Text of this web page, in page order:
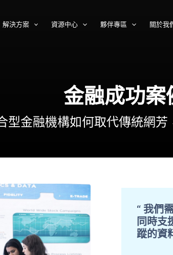
解決方案 資源中心 夥伴專區 關於我
金融成功案
型金融機構如何取代傳統網芳
“ 我們
同時支
蹤的資